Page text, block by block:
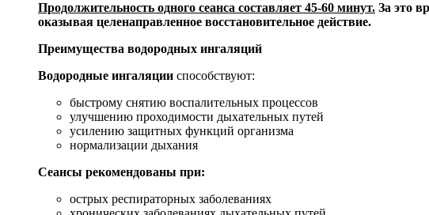
Продолжительность одного сеанса составляет 45-60 минут. За это
оказывая целенаправленное восстановительное действие.
Преимущества водородных ингаляций
Водородные ингаляции способствуют:
быстрому снятию воспалительных процессов
улучшению проходимости дыхательных путей
усилению защитных функций организма
нормализации дыхания
Сеансы рекомендованы при:
острых респираторных заболеваниях